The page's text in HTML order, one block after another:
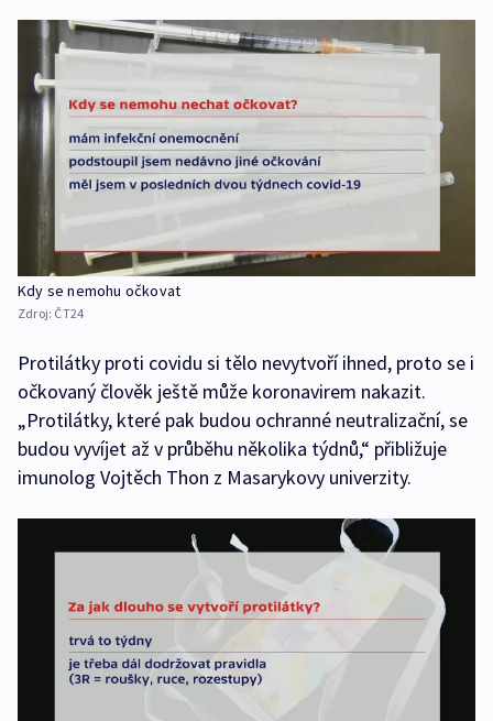
Kdy se nemohu očkovat
Zdroj: ČT24
Protilátky proti covidu si tělo nevytvoří ihned, proto se i
očkovaný člověk ještě může koronavirem nakazit.
„Protilátky, které pak budou ochranné neutralizační, se
budou vyvíjet až v průběhu několika týdnů,“ přibližuje
imunolog Vojtěch Thon z Masarykovy univerzity.